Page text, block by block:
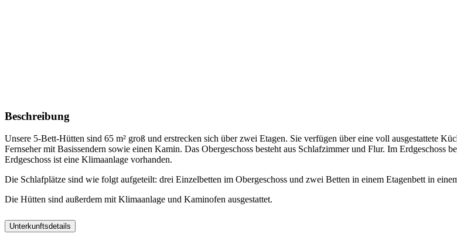
Beschreibung
Unsere 5-Bett-Hütten sind 65 m² groß und erstrecken sich über zwei Etagen. Sie verfügen über eine voll ausgestattete
Fernseher mit Basissendern sowie einen Kamin. Das Obergeschoss besteht aus Schlafzimmer und Flur. Im
Erdgeschoss ist eine Klimaanlage vorhanden.
Die Schlafplätze sind wie folgt aufgeteilt: drei Einzelbetten im Obergeschoss und zwei Betten in einem Etagenbett in
Die Hütten sind außerdem mit Klimaanlage und Kaminofen ausgestattet.
Unterkunftsdetails